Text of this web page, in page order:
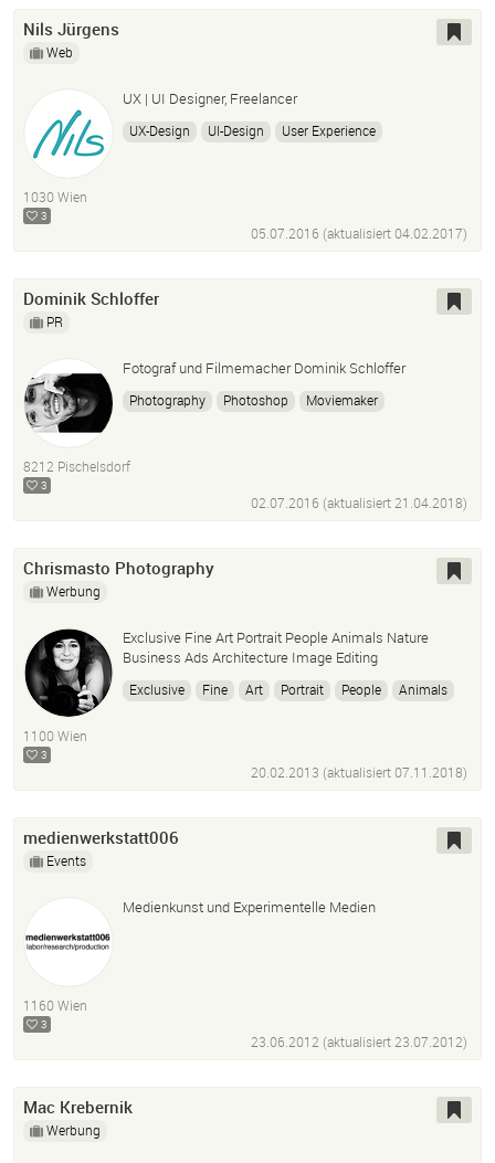
Nils Jürgens
Web
UX | UI Designer, Freelancer
UX-Design UI-Design
User Experience
1030 Wien
3
05.07.2016 (aktualisiert04.02.2017)
Dominik Schloffer
PR
Fotograf und Filmemacher Dominik Schloffer
Photography Photoshop
Moviemaker
8212 Pischelsdorf
3
02.07.2016 (aktualisiert21.04.2018)
Chrismasto Photography
Werbung
Exclusive Fine Art Portrait People Animals Nature
Business Ads Architecture Image Editing
Exclusive Fine Art Portrait People
Animals
1100 Wien
3
20.02.2013 (aktualisiert07.11.2018)
medienwerkstatt006
Events
Medienkunst und Experimentelle Medien
1160 Wien
3
23.06.2012 (aktualisiert23.07.2012)
Mac Krebernik
Werbung